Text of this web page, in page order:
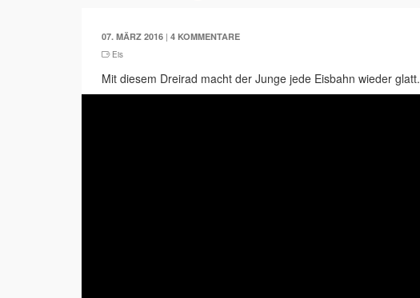
07. MÄRZ 2016 | 4 KOMMENTARE
Eis
Mit diesem Dreirad macht der Junge jede Eisbahn wieder glatt.